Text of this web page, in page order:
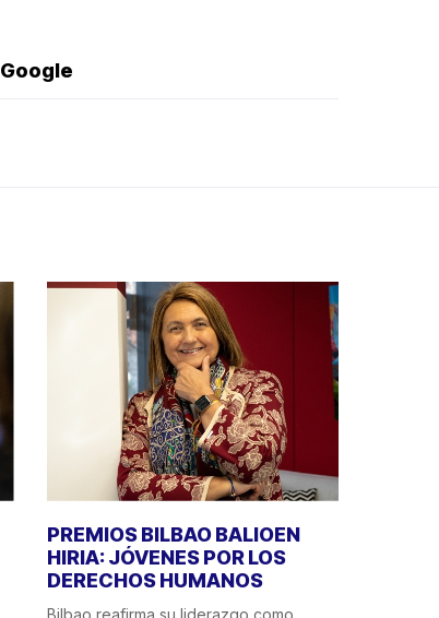
Google
PREMIOS BILBAO BALIOEN
HIRIA: JÓVENES POR LOS
DERECHOS HUMANOS
Bilbao reafirma su liderazgo como